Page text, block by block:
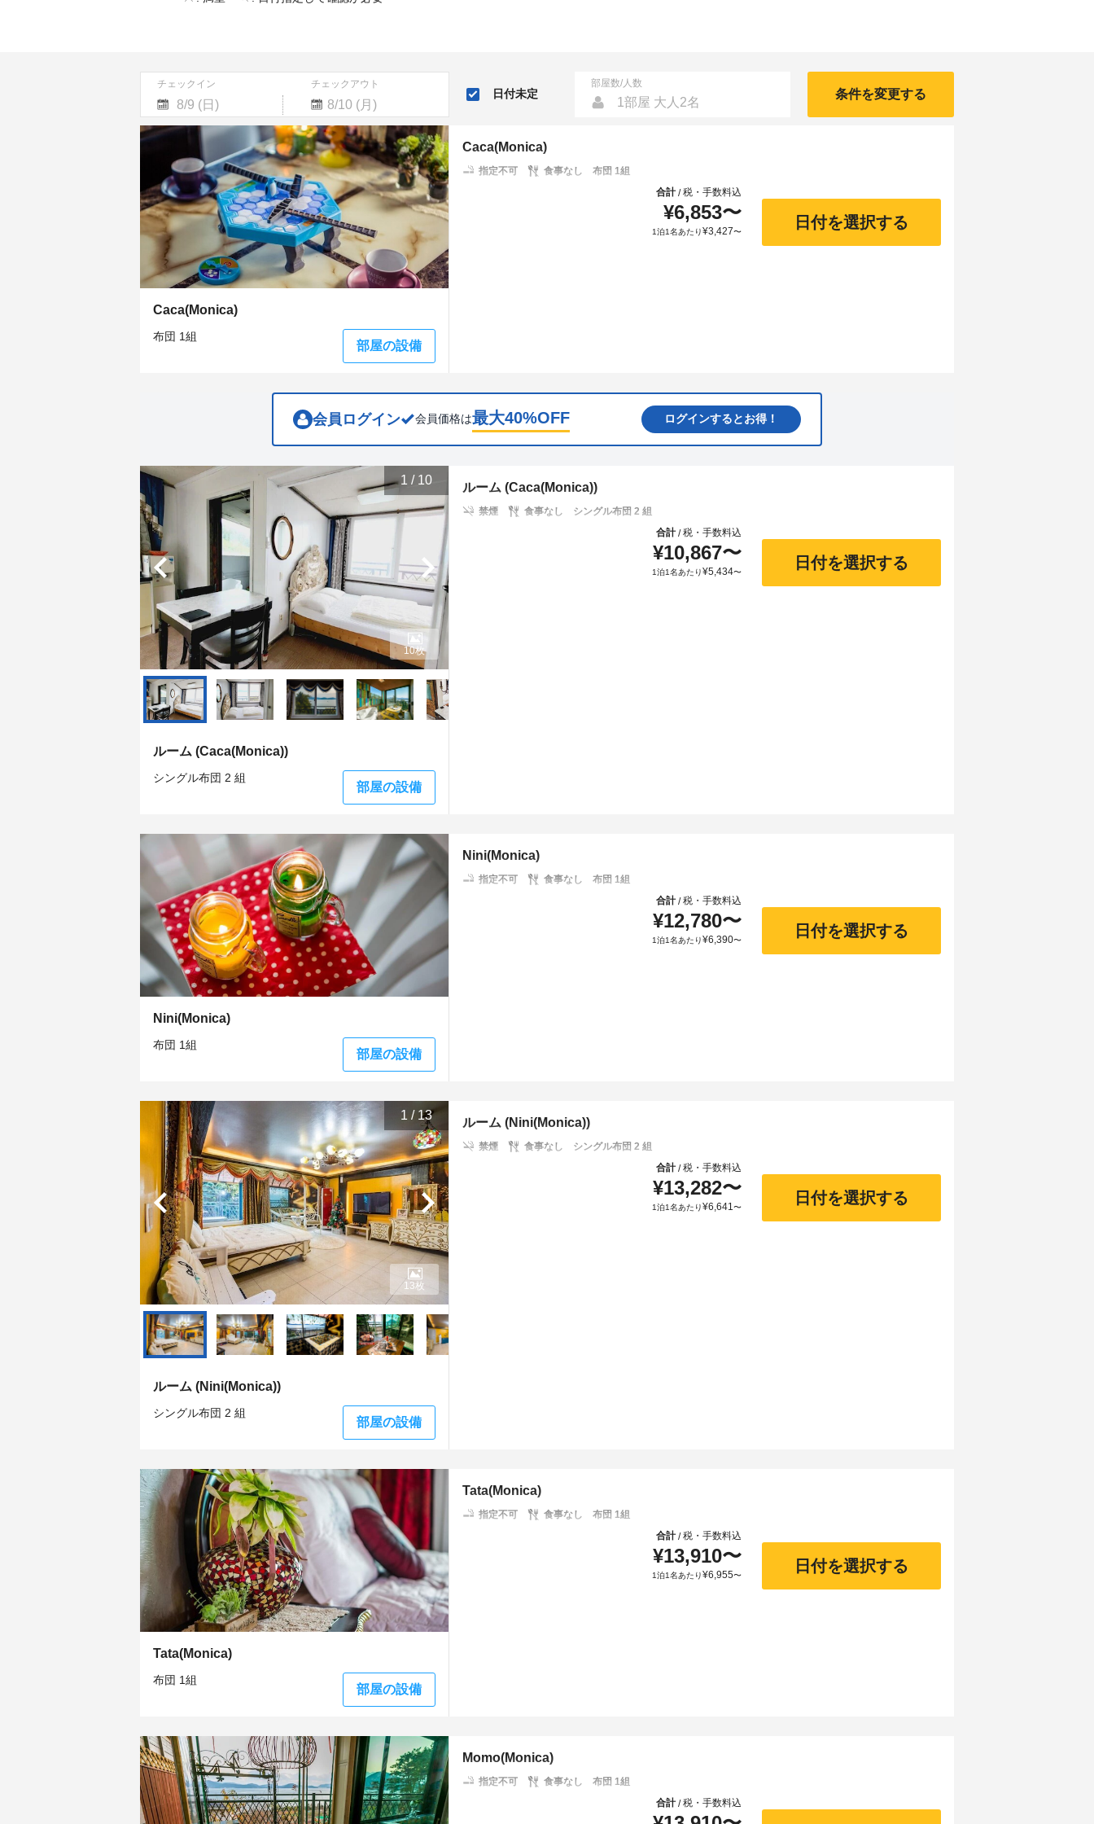
チェックイン チェックアウト
Navigate
forward
interact
with
the
calendar
and
select
date.
Press
question
key
Navigate
backward
to
interact
with
the
calendar
and
select
a
date.
Press
shortcuts
for
changing
日付未定
部屋数/人数
1部屋 大人2名
条件を変更する
Caca(Monica)
布団 1組
部屋の設備
Caca(Monica)
指定不可 食事なし
布団 1組
合計/税・手数料込
¥6,853〜
1泊1名あたり¥3,427〜
日付を選択する
会員ログイン 会員価格は最大40%OFF ログインするとお得！
1 / 10
ルーム (Caca(Monica))
シングル布団 2 組
部屋の設備
10枚
ルーム (Caca(Monica))
禁煙 食事なし
シングル布団 2 組
合計/税・手数料込
¥10,867〜
1泊1名あたり¥5,434〜
日付を選択する
Nini(Monica)
布団 1組
部屋の設備
Nini(Monica)
指定不可 食事なし
布団 1組
合計/税・手数料込
¥12,780〜
1泊1名あたり¥6,390〜
日付を選択する
1 / 13
ルーム (Nini(Monica))
シングル布団 2 組
部屋の設備
13枚
ルーム (Nini(Monica))
禁煙 食事なし
シングル布団 2 組
合計/税・手数料込
¥13,282〜
1泊1名あたり¥6,641〜
日付を選択する
Tata(Monica)
布団 1組
部屋の設備
Tata(Monica)
指定不可 食事なし
布団 1組
合計/税・手数料込
¥13,910〜
1泊1名あたり¥6,955〜
日付を選択する
Momo(Monica)
指定不可 食事なし
布団 1組
合計/税・手数料込